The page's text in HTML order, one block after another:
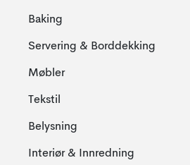
Baking
Servering & Borddekking
Møbler
Tekstil
Belysning
Interiør & Innredning